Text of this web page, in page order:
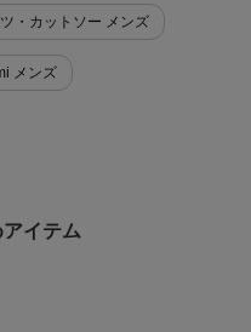
・カットソー メンズ
メンズ
イテム